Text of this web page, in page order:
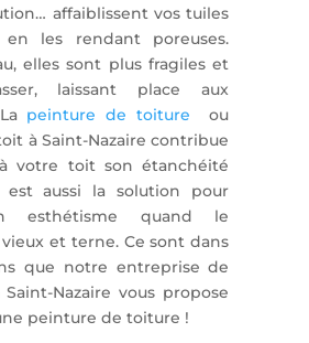
affaiblissent vos tuiles
en les rendant poreuses.
elles sont plus fragiles et
laissant place aux
peinture de toiture ou
à Saint-Nazaire contribue
votre toit son étanchéité
est aussi la solution pour
esthétisme quand le
et terne. Ce sont dans
que notre entreprise de
Nazaire vous propose
peinture de toiture !